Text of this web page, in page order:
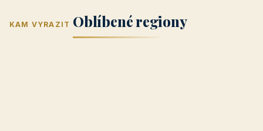
KAM VYRAZIT Oblíbené regiony
(Jihomoravský
kraj)
kraj)
Zlínský kraj Žilinský
Karlovarský
Střední Čechy
(Středočeský